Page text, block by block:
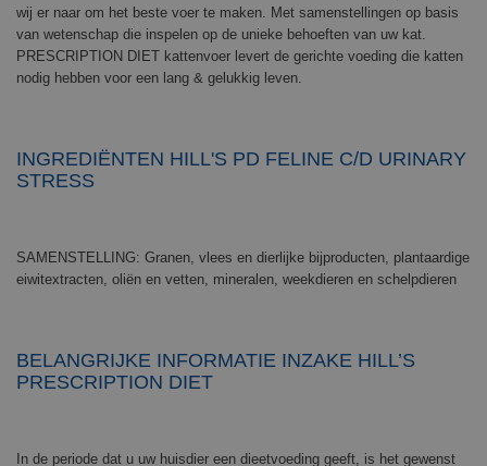
wij er naar om het beste voer te maken. Met samenstellingen op basis
van wetenschap die inspelen op de unieke behoeften van uw kat.
PRESCRIPTION DIET kattenvoer levert de gerichte voeding die katten
nodig hebben voor een lang & gelukkig leven.
INGREDIËNTEN HILL'S PD FELINE C/D URINARY
STRESS
SAMENSTELLING: Granen, vlees en dierlijke bijproducten, plantaardige
eiwitextracten, oliën en vetten, mineralen, weekdieren en schelpdieren
BELANGRIJKE INFORMATIE INZAKE HILL’S
PRESCRIPTION DIET
In de periode dat u uw huisdier een dieetvoeding geeft, is het gewenst